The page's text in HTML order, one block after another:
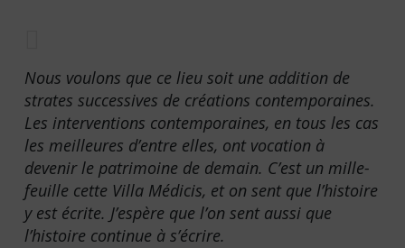
Nous voulons que ce lieu soit une addition de
strates successives de créations contemporaines.
Les interventions contemporaines, en tous les cas
les meilleures d’entre elles, ont vocation à
devenir le patrimoine de demain. C’est un mille-
feuille cette Villa Médicis, et on sent que l’histoire
y est écrite. J’espère que l’on sent aussi que
l’histoire continue à s’écrire.